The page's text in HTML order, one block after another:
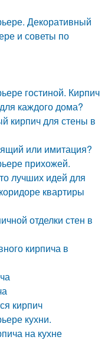
Декоративный
и советы по
гостиной. Кирпич
каждого дома?
кирпич для стены в
или имитация?
прихожей.
лучших идей для
квартиры
отделки стен в
кирпича в
кирпич
кухни.
на кухне